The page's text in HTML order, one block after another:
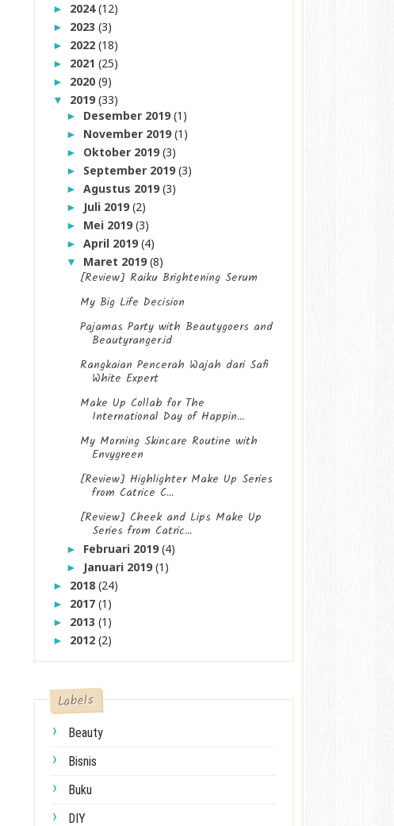
► 2024(12)
► 2023(3)
► 2022(18)
► 2021(25)
► 2020(9)
▼ 2019(33)
► Desember 2019(1)
► November 2019(1)
► Oktober 2019(3)
► September 2019(3)
►Agustus 2019(3)
► Juli 2019(2)
► Mei 2019(3)
►April 2019(4)
▼ Maret 2019(8)
[Review] Raiku Brightening Serum
My Big Life Decision
Pajamas Party with Beautygoers and
Beautyranger.id
Rangkaian Pencerah Wajah dari Safi
White Expert
Make Up Collab for The
International Day of Happin...
My Morning Skincare Routine with
Envygreen
[Review] Highlighter Make Up Series
from Catrice C...
[Review] Cheek and Lips Make Up
Series from Catric...
► Februari 2019(4)
► Januari 2019(1)
► 2018(24)
► 2017(1)
► 2013(1)
► 2012(2)
Labels
Beauty
Bisnis
Buku
DIY